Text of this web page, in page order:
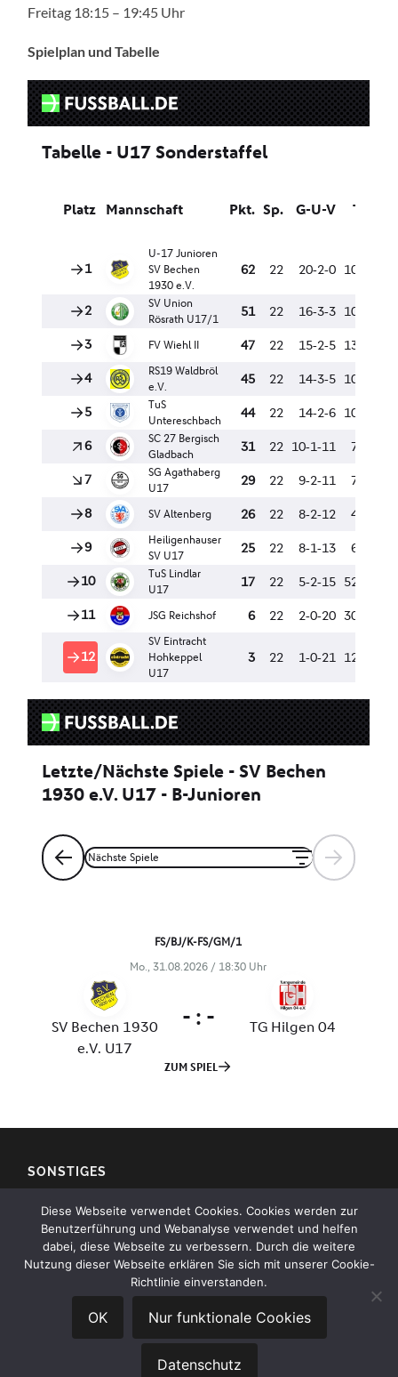
Freitag 18:15 – 19:45 Uhr
Spielplan und Tabelle
SONSTIGES
Impressum
Kontakt
SV BECHEN 1930 E.V.
Diese Webseite verwendet Cookies. Cookies werden zur
Benutzerführung und Webanalyse verwendet und helfen
dabei, diese Webseite zu verbessern. Durch die weitere
Nutzung dieser Webseite erklären Sie sich mit unserer Cookie-
Richtlinie einverstanden.
OK Nur funktionale Cookies
Datenschutz